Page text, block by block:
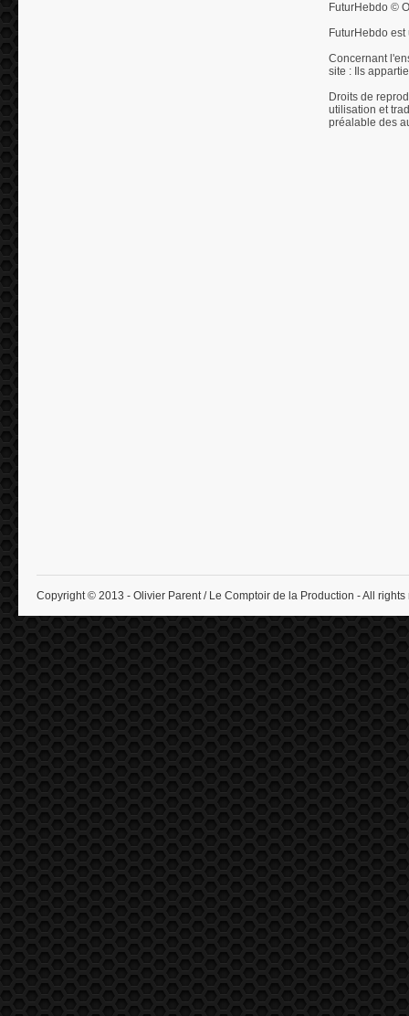
FuturHebdo ©
FuturHebdo
Concernant
site : Ils
Droits de
utilisation et
préalable des
Copyright © 2013 - Olivier Parent / Le Comptoir de la Production - All rights